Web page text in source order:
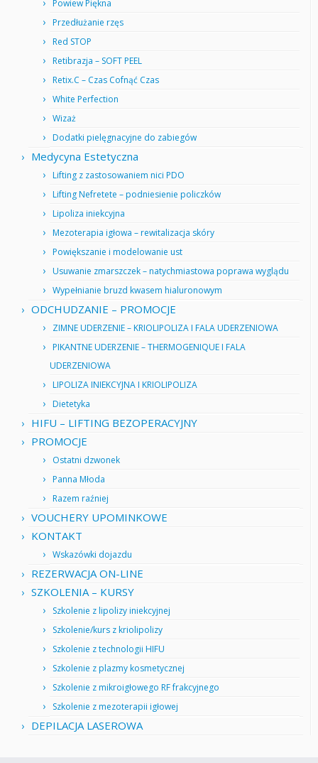
Powiew Piękna
Przedłużanie rzęs
Red STOP
Retibrazja – SOFT PEEL
Retix.C – Czas Cofnąć Czas
White Perfection
Wizaż
Dodatki pielęgnacyjne do zabiegów
Medycyna Estetyczna
Lifting z zastosowaniem nici PDO
Lifting Nefretete – podniesienie policzków
Lipoliza iniekcyjna
Mezoterapia igłowa – rewitalizacja skóry
Powiększanie i modelowanie ust
Usuwanie zmarszczek – natychmiastowa poprawa wyglądu
Wypełnianie bruzd kwasem hialuronowym
ODCHUDZANIE – PROMOCJE
ZIMNE UDERZENIE – KRIOLIPOLIZA I FALA UDERZENIOWA
PIKANTNE UDERZENIE – THERMOGENIQUE I FALA
UDERZENIOWA
LIPOLIZA INIEKCYJNA I KRIOLIPOLIZA
Dietetyka
HIFU – LIFTING BEZOPERACYJNY
PROMOCJE
Ostatni dzwonek
Panna Młoda
Razem raźniej
VOUCHERY UPOMINKOWE
KONTAKT
Wskazówki dojazdu
REZERWACJA ON-LINE
SZKOLENIA – KURSY
Szkolenie z lipolizy iniekcyjnej
Szkolenie/kurs z kriolipolizy
Szkolenie z technologii HIFU
Szkolenie z plazmy kosmetycznej
Szkolenie z mikroigłowego RF frakcyjnego
Szkolenie z mezoterapii igłowej
DEPILACJA LASEROWA